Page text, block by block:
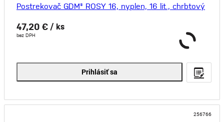
Postrekovač GDM® ROSY 16, nyplen, 16 lit., chrbtový
47,20 € / ks
bez DPH
Prihlásiť sa
256766